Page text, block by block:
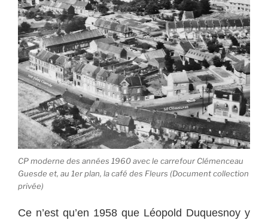
CP moderne des années 1960 avec le carrefour Clémenceau
Guesde et, au 1er plan, la café des Fleurs (Document collection
privée)
Ce n’est qu’en 1958 que Léopold Duquesnoy y